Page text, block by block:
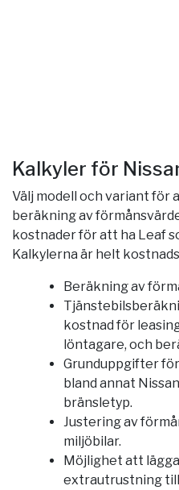
Kalkyler för
Välj modell och variant för
beräkning av
kostnader för att ha Leaf
Kalkylerna är helt
Beräkning av
kostnad för
löntagare, och
Grunduppgifter
bland annat
bränsletyp.
Justering av
miljöbilar.
Möjlighet att
extrautrustning till